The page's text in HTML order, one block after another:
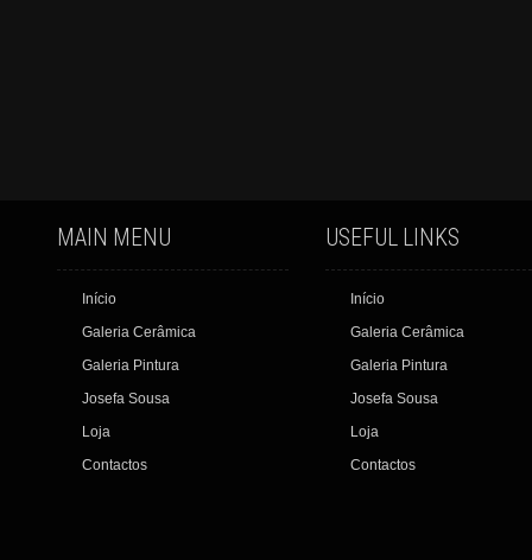
MAIN MENU
Início
Galeria Cerâmica
Galeria Pintura
Josefa Sousa
Loja
Contactos
USEFUL LINKS
Início
Galeria Cerâmica
Galeria Pintura
Josefa Sousa
Loja
Contactos